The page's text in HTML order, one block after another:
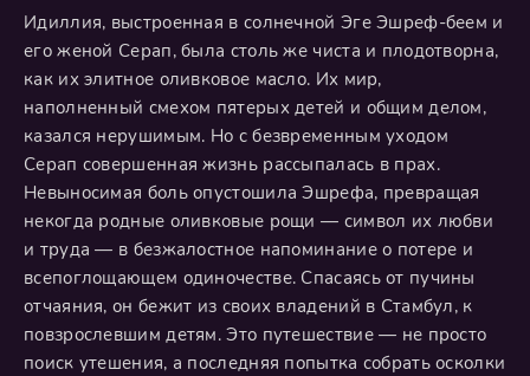
Идиллия, выстроенная в солнечной Эге Эшреф-беем и
его женой Серап, была столь же чиста и плодотворна,
как их элитное оливковое масло. Их мир,
наполненный смехом пятерых детей и общим делом,
казался нерушимым. Но с безвременным уходом
Серап совершенная жизнь рассыпалась в прах.
Невыносимая боль опустошила Эшрефа, превращая
некогда родные оливковые рощи — символ их любви
и труда — в безжалостное напоминание о потере и
всепоглощающем одиночестве. Спасаясь от пучины
отчаяния, он бежит из своих владений в Стамбул, к
повзрослевшим детям. Это путешествие — не просто
поиск утешения, а последняя попытка собрать осколки